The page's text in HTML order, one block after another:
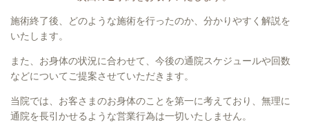
施術終了後、どのような施術を行ったのか、分かりやすく解説を
いたします。
また、お身体の状況に合わせて、今後の通院スケジュールや回数
などについてご提案させていただきます。
当院では、お客さまのお身体のことを第一に考えており、無理に
通院を長引かせるような営業行為は一切いたしません。